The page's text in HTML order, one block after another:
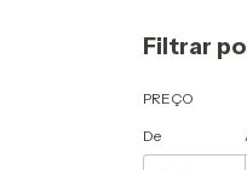
Filtrar
PREÇO
De